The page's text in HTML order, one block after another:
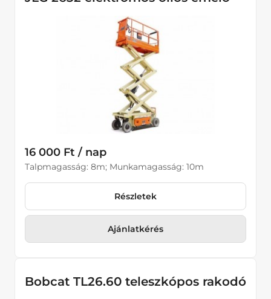
16 000 Ft / nap
Talpmagasság: 8m; Munkamagasság: 10m
Részletek
Ajánlatkérés
Bobcat TL26.60 teleszkópos rakodó